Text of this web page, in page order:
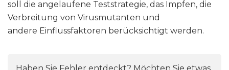
soll die angelaufene Teststrategie, das Impfen, die
Verbreitung von Virusmutanten und
andere Einflussfaktoren berücksichtigt werden.